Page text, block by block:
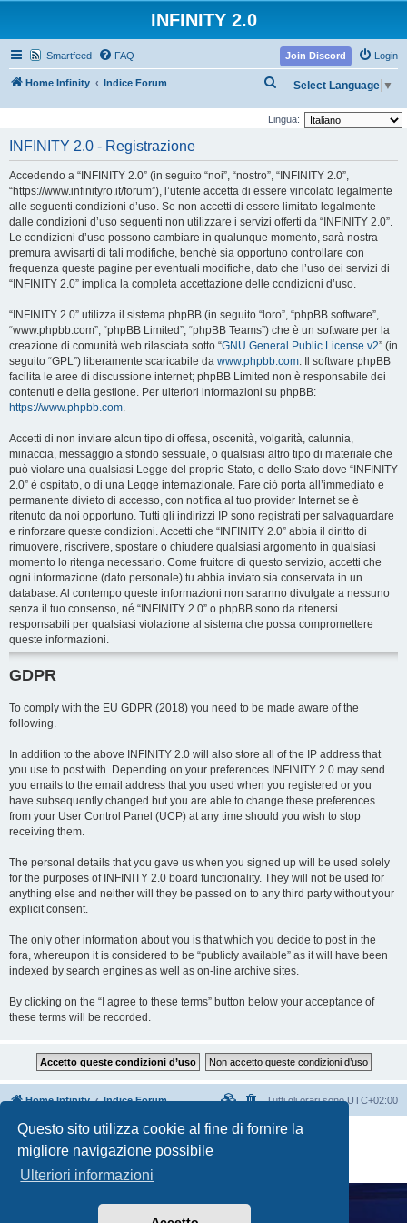
Questo sito utilizza cookie al fine di fornire la
migliore navigazione possibile
Ulteriori informazioni
INFINITY 2.0
Smartfeed FAQ Login
Join Discord
Home Infinity Indice Forum Select Language ▼
r
a
Lingua:
INFINITY 2.0 - Registrazione
Accedendo a “INFINITY 2.0” (in seguito “noi”, “nostro”, “INFINITY 2.0”,
“https://www.infinityro.it/forum”), l’utente accetta di essere vincolato legalmente
alle seguenti condizioni d’uso. Se non accetti di essere limitato legalmente
dalle condizioni d’uso seguenti non utilizzare i servizi offerti da “INFINITY 2.0”.
Le condizioni d’uso possono cambiare in qualunque momento, sarà nostra
premura avvisarti di tali modifiche, benché sia opportuno controllare con
frequenza queste pagine per eventuali modifiche, dato che l’uso dei servizi di
“INFINITY 2.0” implica la completa accettazione delle condizioni d’uso.
“INFINITY 2.0” utilizza il sistema phpBB (in seguito “loro”, “phpBB software”,
“www.phpbb.com”, “phpBB Limited”, “phpBB Teams”) che è un software per la
creazione di comunità web rilasciata sotto “GNU General Public License v2” (in
seguito “GPL”) liberamente scaricabile da www.phpbb.com. Il software phpBB
facilita le aree di discussione internet; phpBB Limited non è responsabile dei
contenuti e della gestione. Per ulteriori informazioni su phpBB:
https://www.phpbb.com.
Accetti di non inviare alcun tipo di offesa, oscenità, volgarità, calunnia,
minaccia, messaggio a sfondo sessuale, o qualsiasi altro tipo di materiale che
può violare una qualsiasi Legge del proprio Stato, o dello Stato dove “INFINITY
2.0” è ospitato, o di una Legge internazionale. Fare ciò porta all’immediato e
permanente divieto di accesso, con notifica al tuo provider Internet se è
ritenuto da noi opportuno. Tutti gli indirizzi IP sono registrati per salvaguardare
e rinforzare queste condizioni. Accetti che “INFINITY 2.0” abbia il diritto di
rimuovere, riscrivere, spostare o chiudere qualsiasi argomento in qualsiasi
momento lo ritenga necessario. Come fruitore di questo servizio, accetti che
ogni informazione (dato personale) tu abbia inviato sia conservata in un
database. Al contempo queste informazioni non saranno divulgate a nessuno
senza il tuo consenso, né “INFINITY 2.0” o phpBB sono da ritenersi
responsabili per qualsiasi violazione al sistema che possa compromettere
queste informazioni.
GDPR
To comply with the EU GDPR (2018) you need to be made aware of the
following.
In addition to the above INFINITY 2.0 will also store all of the IP address that
you use to post with. Depending on your preferences INFINITY 2.0 may send
you emails to the email address that you used when you registered or you
have subsequently changed but you are able to change these preferences
from your User Control Panel (UCP) at any time should you wish to stop
receiving them.
The personal details that you gave us when you signed up will be used solely
for the purposes of INFINITY 2.0 board functionality. They will not be used for
anything else and neither will they be passed on to any third party without your
explicit consent.
The only other information about you is that which you decide to post in the
fora, whereupon it is considered to be “publicly available” as it will have been
indexed by search engines as well as on-line archive sites.
By clicking on the “I agree to these terms” button below your acceptance of
these terms will be recorded.
Home Infinity Indice Forum Tutti gli orari sonoUTC+02:00
Creato daphpBB® Forum Software © phpBB Limited
Traduzione Italiana